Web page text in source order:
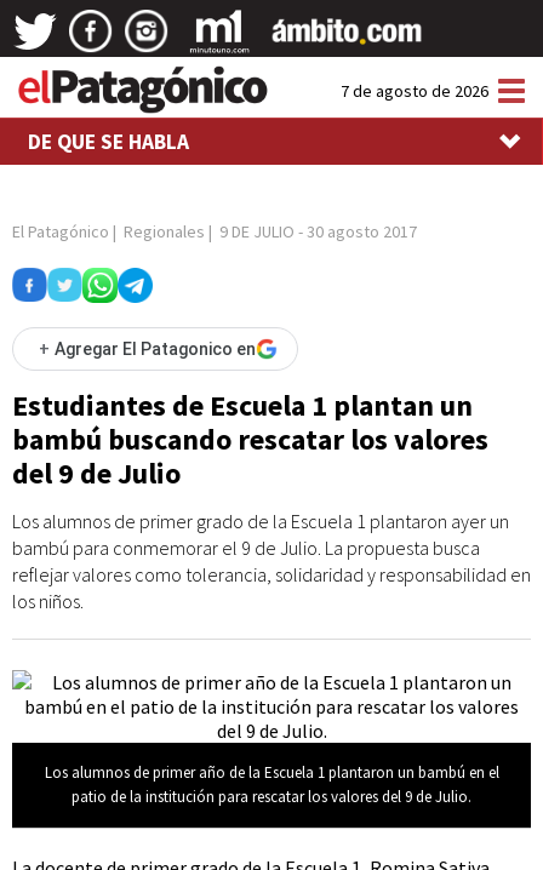
7 de agosto de 2026
DE QUE SE HABLA
El Patagónico | Regionales | 9 DE JULIO -30 agosto 2017
+ Agregar El Patagonico en
Estudiantes de Escuela 1 plantan un
bambú buscando rescatar los valores
del 9 de Julio
Los alumnos de primer grado de la Escuela 1 plantaron ayer un
bambú para conmemorar el 9 de Julio. La propuesta busca
reflejar valores como tolerancia, solidaridad y responsabilidad en
los niños.
Los alumnos de primer año de la Escuela 1 plantaron un bambú en el
patio de la institución para rescatar los valores del 9 de Julio.